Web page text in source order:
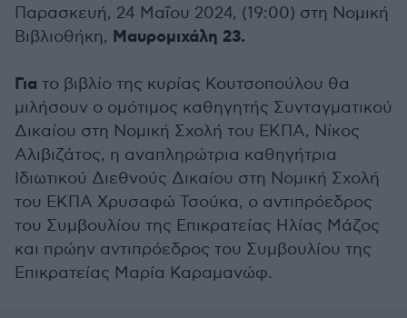
Παρασκευή, 24 Μαΐου 2024, (19:00) στη Νομική
Βιβλιοθήκη, Μαυροµιχάλη 23.
Για το βιβλίο της κυρίας Κουτσοπούλου θα
μιλήσουν ο οµότιµος καθηγητής Συνταγµατικού
∆ικαίου στη Νοµική Σχολή του ΕΚΠΑ, Νίκος
Αλιβιζάτος, η αναπληρώτρια καθηγήτρια
Ιδιωτικού ∆ιεθνούς ∆ικαίου στη Νοµική Σχολή
του ΕΚΠΑ Χρυσαφώ Τσούκα, ο αντιπρόεδρος
του Συµβουλίου της Επικρατείας Ηλίας Μάζος
και πρώην αντιπρόεδρος του Συµβουλίου της
Επικρατείας Μαρία Καραµανώφ.